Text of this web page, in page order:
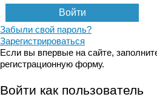
Забыли свой пароль?
Зарегистрироваться
Если вы впервые на сайте,
регистрационную форму.
Войти как пользователь
Имя*
Номер телефона*